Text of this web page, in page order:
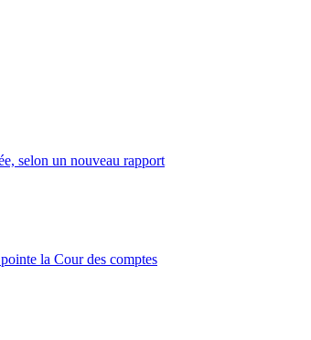
selon un nouveau rapport
la Cour des comptes